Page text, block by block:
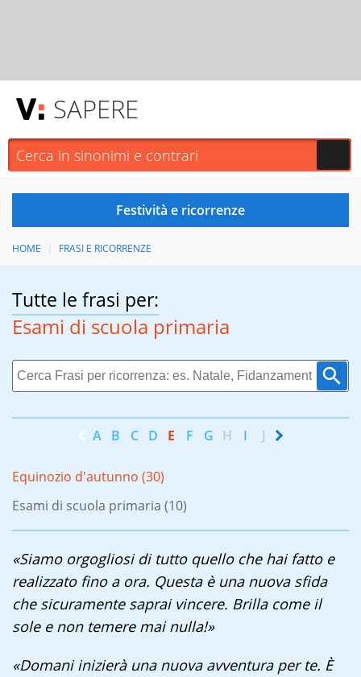
SAPERE
HOME FRASI E RICORRENZE
Tutte le frasi per:
Esami di scuola primaria
A B C D E F G H I J K
Equinozio d'autunno (30)
Esami di scuola primaria (10)
«Siamo orgogliosi di tutto quello che hai fatto e
realizzato fino a ora. Questa è una nuova sfida
che sicuramente saprai vincere. Brilla come il
sole e non temere mai nulla!»
«Domani inizierà una nuova avventura per te. È